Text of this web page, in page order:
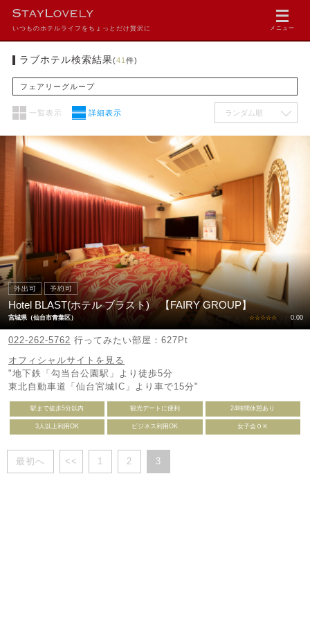
いつものホテルライフをちょっとだけ贅沢に メニュー
ラブホテル検索結果(41 件)
フェアリーグループ
一覧表示 詳細表示
Hotel BLAST(ホテル ブラスト) 【FAIRY GROUP】
宮城県（仙台市青葉区） ☆☆☆☆☆ 0.00
022-262-5762 行ってみたい部屋：627Pt
オフィシャルサイトを見る
"地下鉄「勾当台公園駅」より徒歩5分
東北自動車道「仙台宮城IC」より車で15分"
駅まで徒歩5分以内 観光デートに便利 24時間休憩あり
3人以上利用OK ビジネス利用OK 女子会ＯＫ
最初へ << 1 2 3